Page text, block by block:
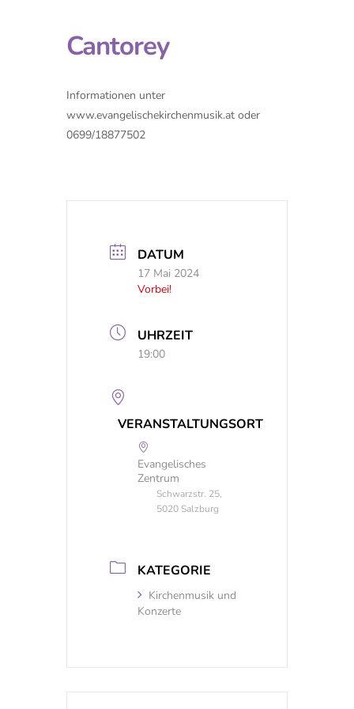
Cantorey
Informationen unter
www.evangelischekirchenmusik.at oder
0699/18877502
DATUM
17 Mai 2024
Vorbei!
UHRZEIT
19:00
VERANSTALTUNGSORT
Evangelisches
Zentrum
Schwarzstr. 25,
5020 Salzburg
KATEGORIE
Kirchenmusik und
Konzerte